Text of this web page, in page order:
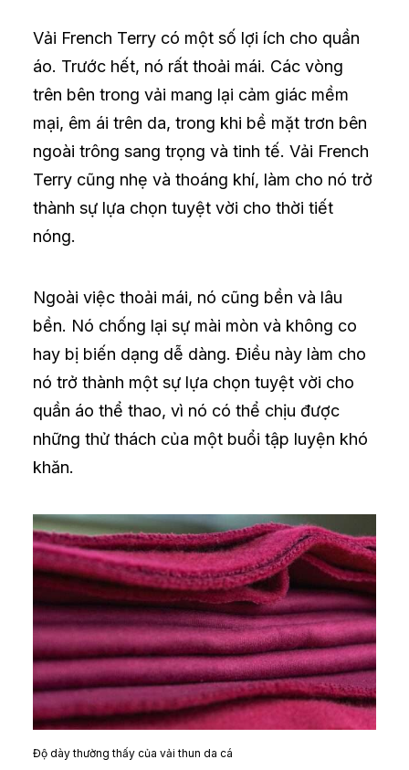
Vải French Terry có một số lợi ích cho quần
áo. Trước hết, nó rất thoải mái. Các vòng
trên bên trong vải mang lại cảm giác mềm
mại, êm ái trên da, trong khi bề mặt trơn bên
ngoài trông sang trọng và tinh tế. Vải French
Terry cũng nhẹ và thoáng khí, làm cho nó trở
thành sự lựa chọn tuyệt vời cho thời tiết
nóng.
Ngoài việc thoải mái, nó cũng bền và lâu
bền. Nó chống lại sự mài mòn và không co
hay bị biến dạng dễ dàng. Điều này làm cho
nó trở thành một sự lựa chọn tuyệt vời cho
quần áo thể thao, vì nó có thể chịu được
những thử thách của một buổi tập luyện khó
khăn.
Độ dày thường thấy của vải thun da cá